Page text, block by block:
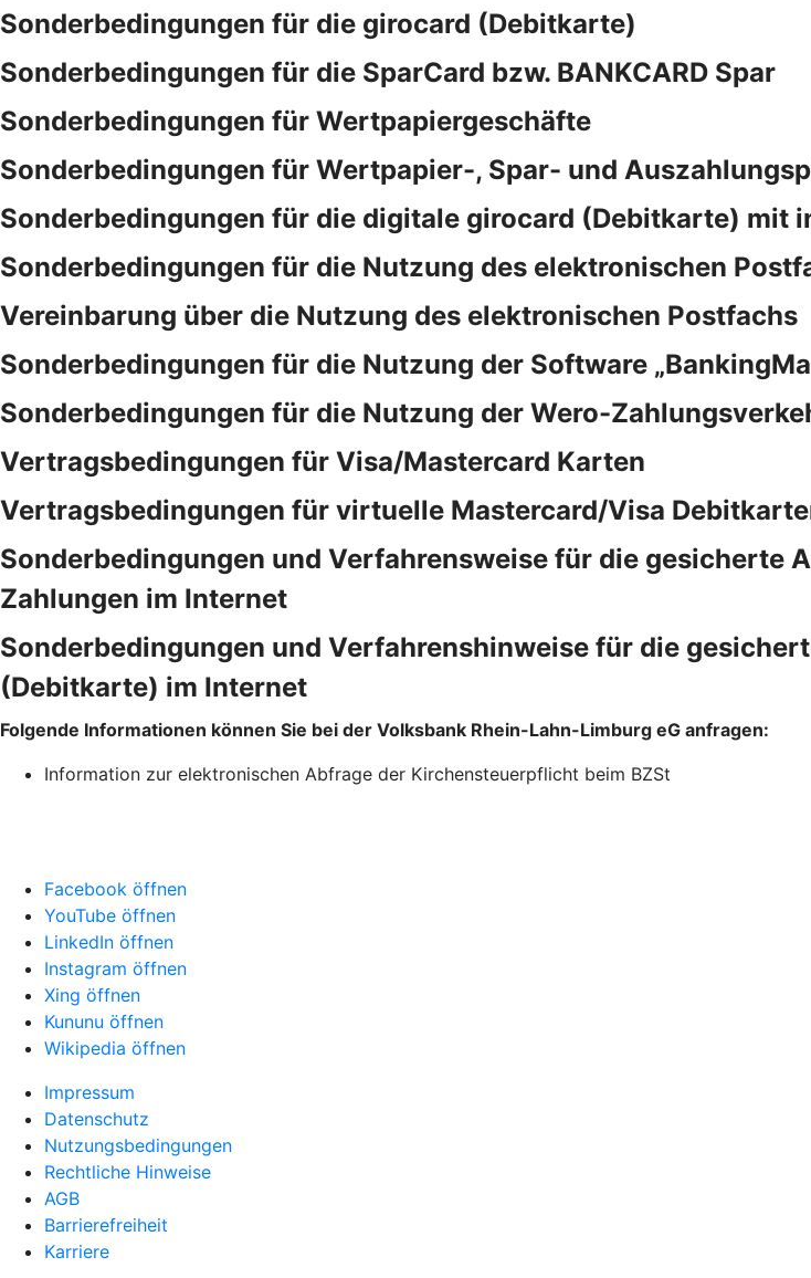
Sonderbedingungen für die girocard (Debitkarte)
Sonderbedingungen für die SparCard bzw. BANKCARD Spar
Sonderbedingungen für Wertpapiergeschäfte
Sonderbedingungen für Wertpapier-, Spar- und
Sonderbedingungen für die digitale girocard (Debitkarte)
Sonderbedingungen für die Nutzung des elektronischen
Vereinbarung über die Nutzung des elektronischen Postfachs
Sonderbedingungen für die Nutzung der Software
Sonderbedingungen für die Nutzung der Wero-
Vertragsbedingungen für Visa/Mastercard Karten
Vertragsbedingungen für virtuelle Mastercard/Visa
Sonderbedingungen und Verfahrensweise für die gesicherte
Zahlungen im Internet
Sonderbedingungen und Verfahrenshinweise für die
(Debitkarte) im Internet
Folgende Informationen können Sie bei der Volksbank Rhein-Lahn-Limburg eG anfragen:
Information zur elektronischen Abfrage der Kirchensteuerpflicht beim BZSt
Facebook öffnen
YouTube öffnen
LinkedIn öffnen
Instagram öffnen
Xing öffnen
Kununu öffnen
Wikipedia öffnen
Impressum
Datenschutz
Nutzungsbedingungen
Rechtliche Hinweise
AGB
Barrierefreiheit
Karriere